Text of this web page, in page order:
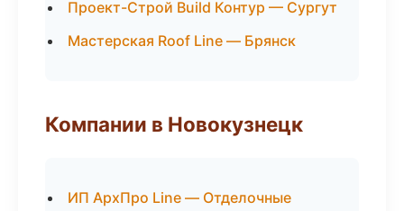
Проект-Строй Build Контур — Сургут
Мастерская Roof Line — Брянск
Компании в Новокузнецк
ИП АрхПро Line — Отделочные